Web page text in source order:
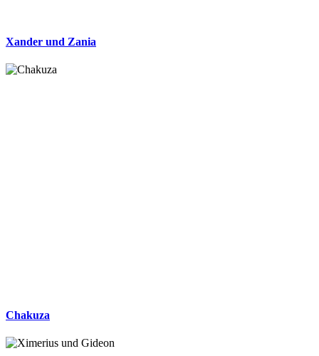
Xander und Zania
Chakuza